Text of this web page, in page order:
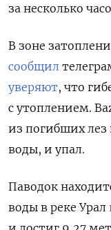
за несколько
В зоне
сообщил
уверяют, что
с утоплением.
из погибших лез
воды, и упал.
Паводок
воды в реке Урал